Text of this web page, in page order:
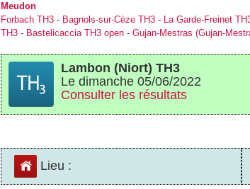
Meudon
Forbach TH3 - Bagnols-sur-Cèze TH3 - La Garde-Freinet
TH3 - Bastelicaccia TH3 open - Gujan-Mestras (Gujan-
Lambon (Niort) TH3
Le dimanche 05/06/2022
Consulter les résultats
Lieu :